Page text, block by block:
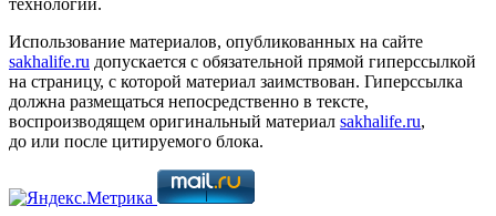
технологии.
Использование материалов, опубликованных на сайте
sakhalife.ru допускается с обязательной прямой гиперссылкой
на страницу, с которой материал заимствован. Гиперссылка
должна размещаться непосредственно в тексте,
воспроизводящем оригинальный материал sakhalife.ru,
до или после цитируемого блока.